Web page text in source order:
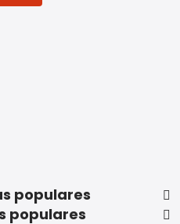
populares
populares